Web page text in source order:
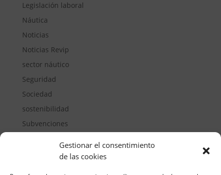
Gestionar el consentimiento
de las cookies
Legislación laboral
Náutica
Noticias
Noticias Revip
sector náutico
Seguridad
Sociedad
sostenibilidad
Subvenciones